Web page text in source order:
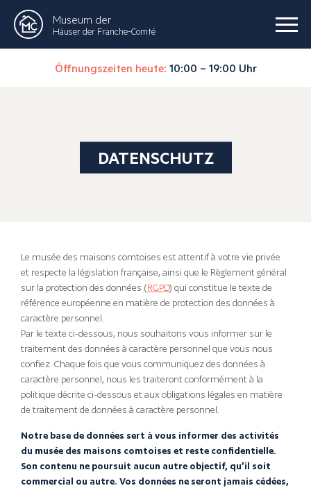
Museum der
Häuser der Franche-Comté
Öffnungszeiten heute: 10:00 – 19:00 Uhr
DATENSCHUTZ
Le musée des maisons comtoises est attentif à votre vie privée
et respecte la législation française, ainsi que le Règlement général
sur la protection des données (RGPD) qui constitue le texte de
référence européenne en matière de protection des données à
caractère personnel.
Par le texte ci-dessous, nous souhaitons vous informer sur le
traitement des données à caractère personnel que vous nous
confiez. Chaque fois que vous communiquez des données à
caractère personnel, nous les traiteront conformément à la
politique décrite ci-dessous et aux obligations légales en matière
de traitement de données à caractère personnel.
Notre base de données sert à vous informer des activités
du musée des maisons comtoises et reste confidentielle.
Son contenu ne poursuit aucun autre objectif, qu’il soit
commercial ou autre. Vos données ne seront jamais cédées,